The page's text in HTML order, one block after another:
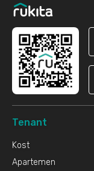
Tenant
Kost
Apartemen